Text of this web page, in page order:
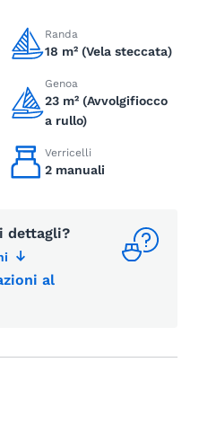
Randa
18 m² (Vela steccata)
Genoa
23 m² (Avvolgifiocco
a rullo)
Verricelli
2 manuali
dettagli?
al